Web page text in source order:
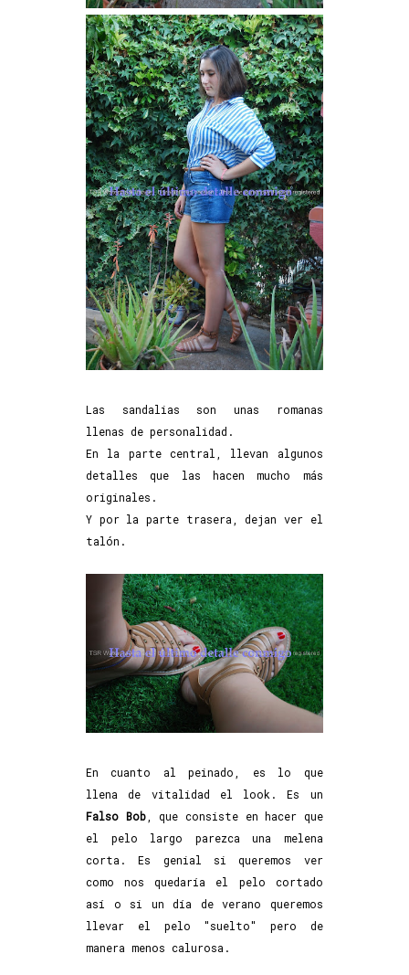
Las sandalias son unas romanas
llenas de personalidad.
En la parte central, llevan algunos
detalles que las hacen mucho más
originales.
Y por la parte trasera, dejan ver el
talón.
En cuanto al peinado, es lo que
llena de vitalidad el look. Es un
Falso Bob, que consiste en hacer que
el pelo largo parezca una melena
corta. Es genial si queremos ver
como nos quedaría el pelo cortado
así o si un día de verano queremos
llevar el pelo "suelto" pero de
manera menos calurosa.